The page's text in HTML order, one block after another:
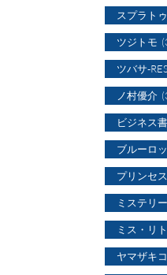
スプラト
ツジトモ
ツバサ-
ノ村優介
ビジネス書
ブルーロ
プリンセ
ミステリー
ミス・リ
ヤマザキ